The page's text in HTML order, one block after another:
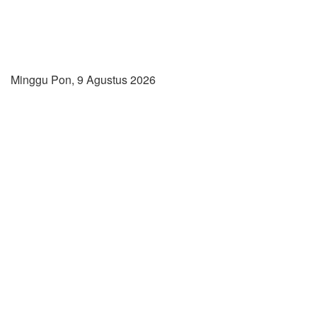
Minggu Pon, 9 Agustus 2026